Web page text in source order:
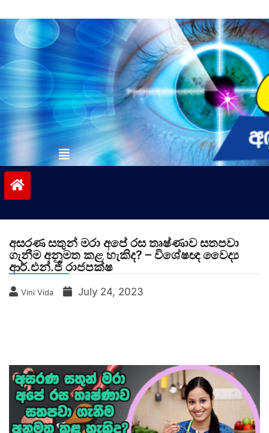
to
contentvinivida.lk
අසරණ සතුන් මරා අපේ රස තෘෂ්ණාව සතපවා
ගැනීම අනුමත කළ හැකිද? – විශේෂඥ වෛද්‍ය
ආර්.එන්.ජී රාජපක්ෂ
Vini Vida July 24, 2023